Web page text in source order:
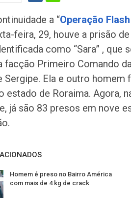
a “Operação
feira, 29, houve a prisão
como “Sara” , que
facção Primeiro Comando
Sergipe. Ela e outro homem
estado de Roraima. Agora,
já são 83 presos em nove
Homem é preso no Bairro América
com mais de 4 kg de crack